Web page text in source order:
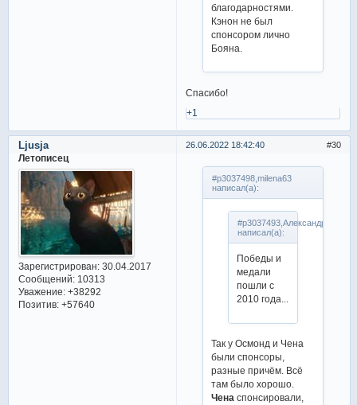
благодарностями.
Кэнон не был
спонсором лично
Бояна.
Спасибо!
+1
30
26.06.2022 18:42:40
Ljusja
Летописец
Зарегистрирован: 30.04.2017
Сообщений:10313
Уважение: +38292
Позитив: +57640
#p3037498,milena63
написал(а):
#p3037493,Александра
написал(а):
Победы и
медали
пошли с
2010 года...
Так у Осмонд и Чена
были спонсоры,
разные причём. Всё
там было хорошо.
Чена спонсировали,